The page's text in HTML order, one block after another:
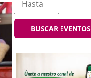
BUSCAR EVENTOS